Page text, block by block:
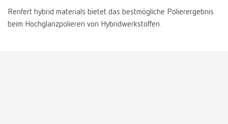
Renfert hybrid materials bietet das bestmögliche Polierergebnis
beim Hochglanzpolieren von Hybridwerkstoffen.